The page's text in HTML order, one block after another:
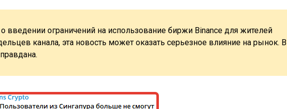
введении ограничений на использование биржи Binance для жителей
канала, эта новость может оказать серьезное влияние на рынок. В